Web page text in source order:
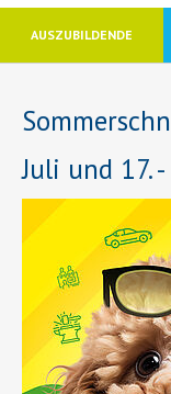
AUSZUBILDENDE
Juli und 17.